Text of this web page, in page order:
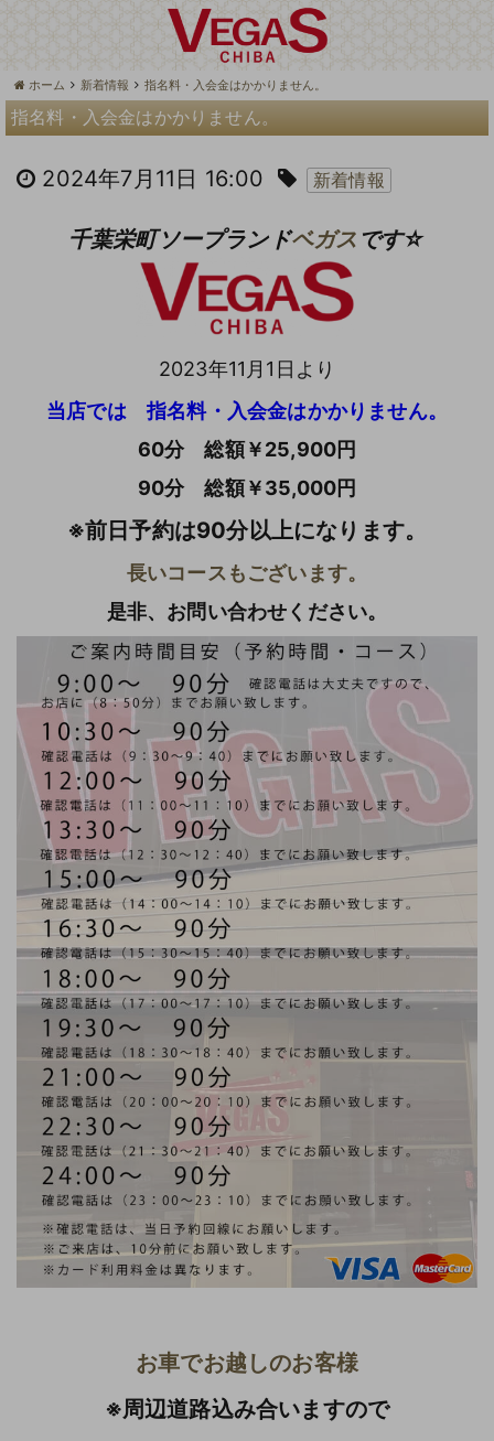
ホーム 新着情報 指名料・入会金はかかりません。
指名料・入会金はかかりません。
2024年7月11日 16:00 新着情報
千葉栄町ソープランドベガス です☆
2023年11月1日より
当店では 指名料・入会金はかかりません。
60分 総額￥25,900円
90分 総額￥35,000円
※前日予約は90分以上になります。
長いコースもございます。
是非、お問い合わせください。
お車でお越しのお客様
※周辺道路込み合いますので